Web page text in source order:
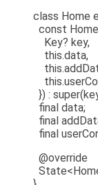
class Home
const
Key? key,
this.data,
}) :
final data;
final
final
@override